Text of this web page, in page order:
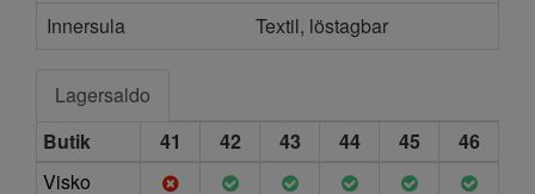
Innersula
Textil, löstagbar
Lagersaldo
Butik
41 42 43 44 45
46
Visko